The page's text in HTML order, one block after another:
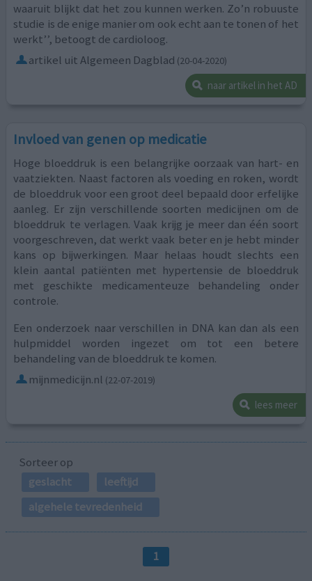
waaruit blijkt dat het zou kunnen werken. Zo’n robuuste
studie is de enige manier om ook echt aan te tonen of het
werkt’’, betoogt de cardioloog.
artikel uit Algemeen Dagblad (20-04-2020)
naar artikel in het AD
Invloed van genen op medicatie
Hoge bloeddruk is een belangrijke oorzaak van hart- en
vaatziekten. Naast factoren als voeding en roken, wordt
de bloeddruk voor een groot deel bepaald door erfelijke
aanleg. Er zijn verschillende soorten medicijnen om de
bloeddruk te verlagen. Vaak krijg je meer dan één soort
voorgeschreven, dat werkt vaak beter en je hebt minder
kans op bijwerkingen. Maar helaas houdt slechts een
klein aantal patiënten met hypertensie de bloeddruk
met geschikte medicamenteuze behandeling onder
controle.
Een onderzoek naar verschillen in DNA kan dan als een
hulpmiddel worden ingezet om tot een betere
behandeling van de bloeddruk te komen.
mijnmedicijn.nl (22-07-2019)
lees meer
Sorteer op
geslacht
leeftijd
algehele tevredenheid
1